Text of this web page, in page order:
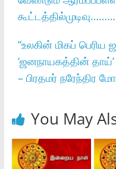
“உலகின் மிகப் பெரிய
‘ஜனநாயகத்தின் தாய்’
– பிரதமர் நரேந்திர
You May